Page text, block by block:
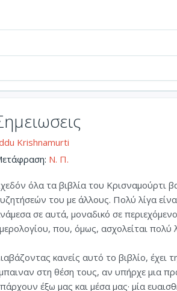
Krishnamurti
Ν. Π.
όλα τα βιβλία του Κρισναμούρτι
του με άλλους. Πολύ λίγα
σε αυτά, μοναδικό σε
που, όμως, ασχολείται πολύ
κανείς αυτό το βιβλίο,
στη θέση τους, αν υπήρχε μια
έξω μας και μέσα μας· μία